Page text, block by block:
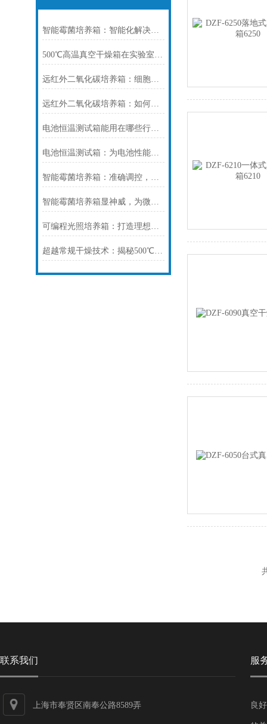
智能霉菌培养箱：智能化解决方案，推动微生物学研究发展
500℃高温真空干燥箱在实验室中如何使用？
远红外二氧化碳培养箱：细胞培养的精准环境守护者
远红外二氧化碳培养箱：如何提升细胞培养的稳定性和效率？
电池恒温测试箱能用在哪些行业？
电池恒温测试箱：为电池性能检测提供稳定环境
智能霉菌培养箱：准确调控，提升培养效率
智能霉菌培养箱显神威，为微生物学研究保驾护航！
可编程光照培养箱：打造理想生长环境，提升作物品质
超越常规干燥技术：揭秘500℃高温真空干燥箱如何准确控制材料干燥过程
联系我们
上海市奉贤区南奉公路8589弄
服
良